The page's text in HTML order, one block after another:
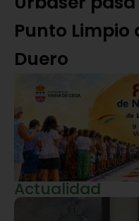
Punto Limpio
Duero
Actualidad